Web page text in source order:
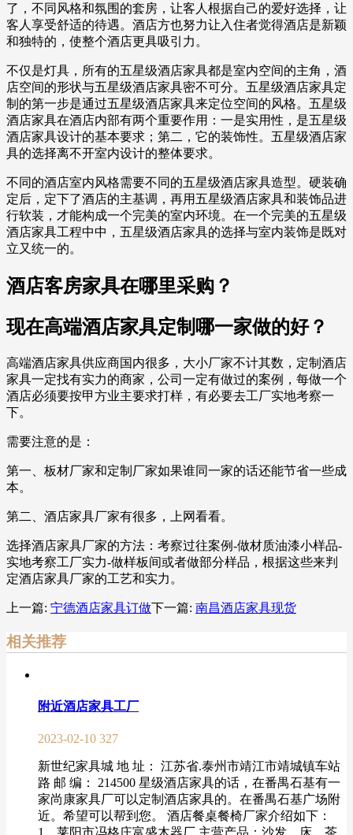
了，不同风格和氛围的套房，让客人根据自己的爱好选择，让
客人享受舒适的待遇。酒店方也努力让入住者觉得酒店是新颖
和独特的，使整个酒店更具吸引力。
不仅是灯具，所有的五星级酒店家具都是室内空间的主角，酒
店空间的形状与五星级酒店家具密不可分。五星级酒店家具定
制的第一步是通过五星级酒店家具来定位空间的风格。五星级
酒店家具在酒店内部有两个重要作用：一是实用性，是五星级
酒店家具设计的基本要求；第二，它的装饰性。五星级酒店家
具的选择离不开室内设计的整体要求。
不同的酒店室内风格需要不同的五星级酒店家具造型。硬装确
定后，定下了酒店的主基调，再用五星级酒店家具和装饰品进
行软装，才能构成一个完美的室内环境。在一个完美的五星级
酒店家具工程中中，五星级酒店家具的选择与室内装饰是既对
立又统一的。
酒店客房家具在哪里采购？
现在高端酒店家具定制哪一家做的好？
高端酒店家具供应商国内很多，大小厂家不计其数，定制酒店
家具一定找有实力的商家，公司一定有做过的案例，每做一个
酒店必须要按甲方业主要求打样，有必要去工厂实地考察一
下。
需要注意的是：
第一、板材厂家和定制厂家如果谁同一家的话还能节省一些成
本。
第二、酒店家具厂家有很多，上网看看。
选择酒店家具厂家的方法：考察过往案例-做材质油漆小样品-
实地考察工厂实力-做样板间或者做部分样品，根据这些来判
定酒店家具厂家的工艺和实力。
上一篇: 宁德酒店家具订做下一篇: 南昌酒店家具现货
相关推荐
附近酒店家具工厂
2023-02-10 327
新世纪家具城 地 址： 江苏省.泰州市靖江市靖城镇车站
路 邮 编： 214500 星级酒店家具的话，在番禺石基有一
家尚康家具厂可以定制酒店家具的。在番禺石基广场附
近。希望可以帮到您。 酒店餐桌餐椅厂家介绍如下：